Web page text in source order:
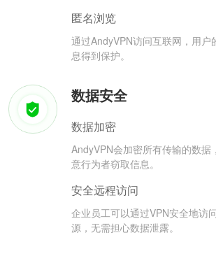
匿名浏览
通过AndyVPN访问互联网，用户
息得到保护。
数据安全
数据加密
AndyVPN会加密所有传输的数据
意行为者窃取信息。
安全远程访问
企业员工可以通过VPN安全地访
源，无需担心数据泄露。